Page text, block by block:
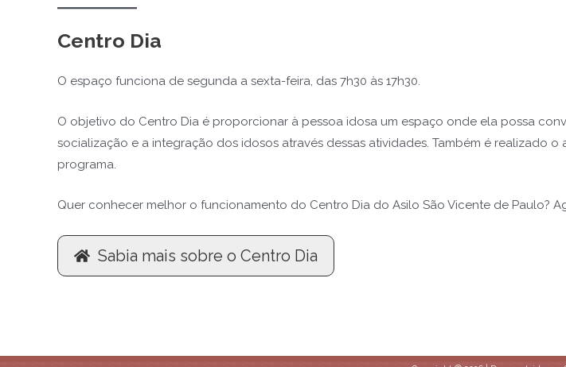
Centro Dia
O espaço funciona de segunda a sexta-feira, das 7h30 às 17h30.
O objetivo do Centro Dia é proporcionar à pessoa idosa um espaço onde ela possa
socialização e a integração dos idosos através dessas atividades. Também é realizado
programa.
Quer conhecer melhor o funcionamento do Centro Dia do Asilo São Vicente de Paulo?
Sabia mais sobre o Centro Dia